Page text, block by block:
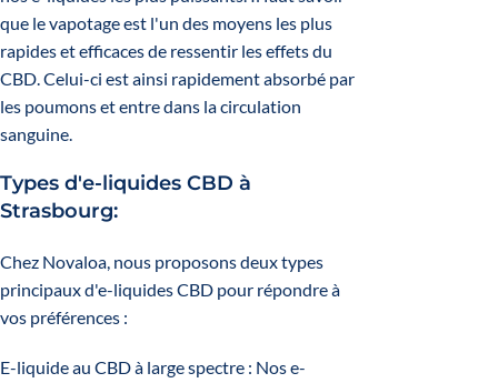
que le vapotage est l'un des moyens les plus
rapides et efficaces de ressentir les effets du
CBD. Celui-ci est ainsi rapidement absorbé par
les poumons et entre dans la circulation
sanguine.
Types d'e-liquides CBD à
Strasbourg:
Chez Novaloa, nous proposons deux types
principaux d'e-liquides CBD pour répondre à
vos préférences :
E-liquide au CBD à large spectre : Nos e-